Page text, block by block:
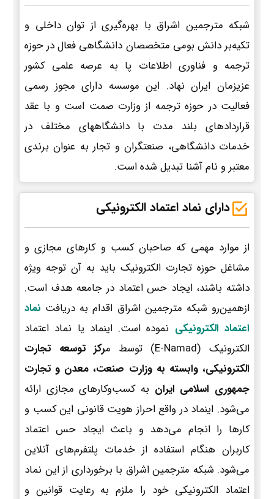
شبکه مترجمین اشراق با بهره‌گیری از توان داخلی و
تکیه‌بر دانش بومی متخصصان دانشگاهی فعال در حوزه
ترجمه و فناوری اطلاعات پا به عرصه علمی کشور
عزیزمان ایران نهاد. این موسسه دارای مجوز رسمی
فعالیت در حوزه ترجمه از وزارت صمت است و با عقد
قراردادهای بلند مدت با دانشگاههای مختلف در
خدمات دانشگاهی، صنعتگران و تجار به عنوان برندی
معتبر و نام آشنا تبدیل شده است.
دارای نماد اعتماد الکترونیکی
از موارد مهمی که صاحبان کسب و کارهای مجازی و
مشاغل حوزه تجارت الکترونیک باید به آن توجه ویژه
داشته باشند، ایجاد حس اعتماد در جامعه هدف است.
ازهمین‌رو شبکه مترجمین اشراق اقدام به دریافت نماد
اعتماد الکترونیکی نموده است. اینماد یا نماد اعتماد
الکترونیک (E-Namad) توسط م
رکز توسعه تجارت
الکترونیکی، وابسته به وزارت صنعت، معدن و تجارت
جمهوری اسلامی ایران به کسب‌وکارهای مجازی ارائه
می‌شود. اینماد در واقع احراز هویت قانونی این کسب و
کارها را انجام می‌دهد و باعث ایجاد حس اعتماد
کاربران هنگام استفاده از خدمات پلتفرم‌های آنلاین
می‌شود. شبکه مترجمین اشراق با برخورداری از این نماد
اعتماد الکترونیکی خود را ملزم به رعایت قوانین و